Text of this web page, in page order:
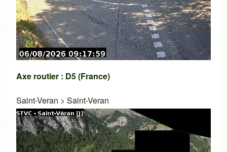
Axe routier : D5 (France)
Saint-Veran > Saint-Veran